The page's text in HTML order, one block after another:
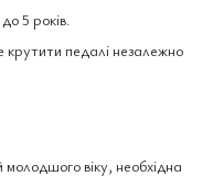
5 років.
крутити педалі незалежно
молодшого віку, необхідна